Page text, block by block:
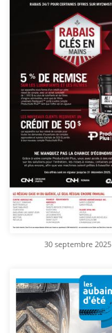
30 septembre 2025